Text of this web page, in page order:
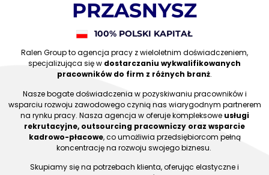
PRZASNYSZ
100% POLSKI KAPITAŁ
Ralen Group to agencja pracy z wieloletnim doświadczeniem,
specjalizująca się w dostarczaniu wykwalifikowanych
pracowników do firm z różnych branż.
Nasze bogate doświadczenia w pozyskiwaniu pracowników i
wsparciu rozwoju zawodowego czynią nas wiarygodnym partnerem
na rynku pracy. Nasza agencja w oferuje kompleksowe usługi
rekrutacyjne, outsourcing pracowniczy oraz wsparcie
kadrowo-płacowe, co umożliwia przedsiębiorcom pełną
koncentrację na rozwoju swojego biznesu.
Skupiamy się na potrzebach klienta, oferując elastyczne i